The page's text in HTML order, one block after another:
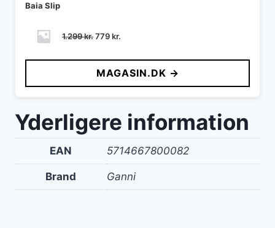
Baia Slip
1.299kr.Den
pris
var:
1.299 kr..
779kr.
pris
er:
779 kr..
MAGASIN.DK →
Yderligere information
EAN 5714667800082
Brand Ganni